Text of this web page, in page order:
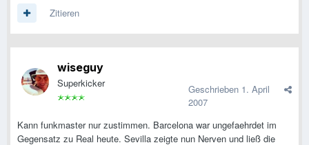
Zitieren
wiseguy
Superkicker Geschrieben 1. April
2007
Kann funkmaster nur zustimmen. Barcelona war ungefaehrdet im
Gegensatz zu Real heute. Sevilla zeigte nun Nerven und ließ die